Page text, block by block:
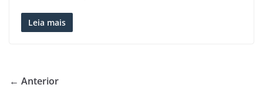
Leia mais
← Anterior